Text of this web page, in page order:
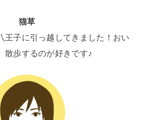
猫草
王子に引っ越してきました！おい
散歩するのが好きです♪